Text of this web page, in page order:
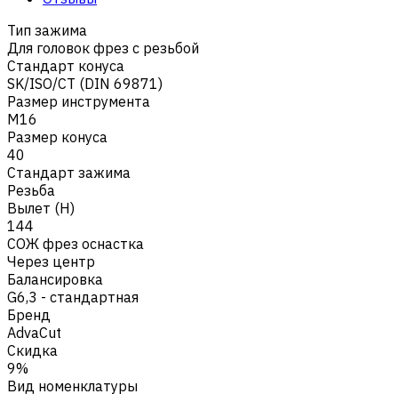
Тип зажима
Для головок фрез с резьбой
Стандарт конуса
SK/ISO/CT (DIN 69871)
Размер инструмента
M16
Размер конуса
40
Стандарт зажима
Резьба
Вылет (H)
144
СОЖ фрез оснастка
Через центр
Балансировка
G6,3 - стандартная
Бренд
AdvaCut
Скидка
9%
Вид номенклатуры